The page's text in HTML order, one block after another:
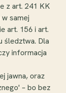
z art. 241 KK
samej
art. 156 i art.
śledztwa. Dla
informacja
jawna, oraz
– bo bez